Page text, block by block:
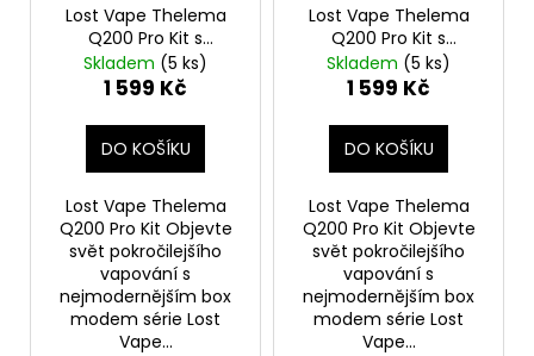
Lost Vape Thelema
Q200 Pro Kit s
Centaurus Sub Ohm
Tank V2 (Midnight
Skladem (5 ks)
1 599 Kč
DO KOŠÍKU
Lost Vape Thelema
Q200 Pro Kit Objevte
svět pokročilejšího
vapování s
nejmodernějším box
modem série Lost
Vape...
Lost Vape Thelema
Q200 Pro Kit s
Centaurus Sub Ohm
Tank V2 (Jungle
Skladem (5 ks)
1 599 Kč
DO KOŠÍKU
Lost Vape Thelema
Q200 Pro Kit Objevte
svět pokročilejšího
vapování s
nejmodernějším box
modem série Lost
Vape...